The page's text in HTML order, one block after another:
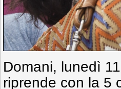
Domani, lunedì
riprende con la 5